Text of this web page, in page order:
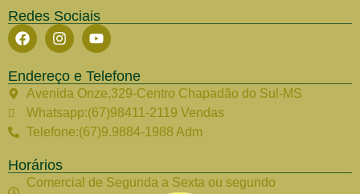
Redes Sociais
Endereço e Telefone
Avenida Onze,329-Centro Chapadão do Sul-MS
Whatsapp:(67)98411-2119 Vendas
Telefone:(67)9.9884-1988 Adm
Horários
Comercial de Segunda a Sexta ou segundo